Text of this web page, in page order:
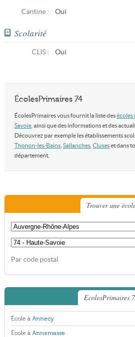
Cantine :
Oui
Scolarité
CLIS: Oui
ÉcolesPrimaires 74
ÉcolesPrimaires vous fournit la liste desécoles
Savoie, ainsi que des informations et des
Découvrez par exemple les établissements
Thonon-les-Bains, Sallanches, Cluseset dans
département.
Trouver une
Par code postal
EcolesPrimaires
École à Annecy
École à Annemasse